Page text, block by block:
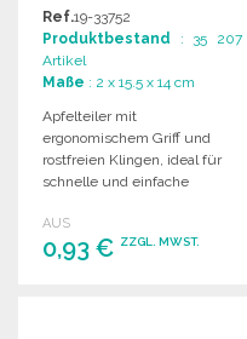
Ref.19-33752
Produktbestand : 35 207
Artikel
Maße : 2 x 15.5 x 14 cm
Apfelteiler mit
ergonomischem Griff und
rostfreien Klingen, ideal für
schnelle und einfache
x 14 x 2 cm.
AUS
0,93 € ZZGL. MWST.